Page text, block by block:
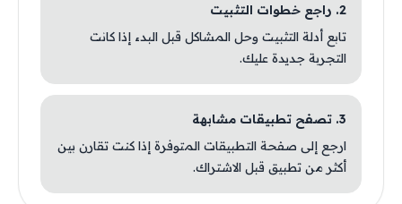
2. راجع خطوات التثبيت
تابع أدلة التثبيت وحل المشاكل قبل البدء إذا كانت
التجربة جديدة عليك.
3. تصفح تطبيقات مشابهة
ارجع إلى صفحة التطبيقات المتوفرة إذا كنت تقارن بين
أكثر من تطبيق قبل الاشتراك.